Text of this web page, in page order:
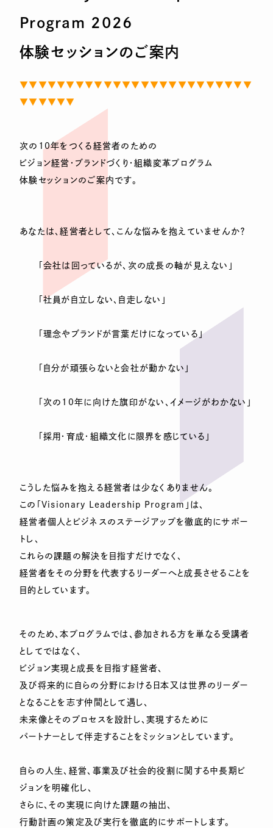
Program 2026
体験セッションのご案内
▼▼▼▼▼▼▼▼▼▼▼▼▼▼▼▼▼▼▼▼▼▼▼▼▼
▼▼▼▼▼▼
次の10年をつくる経営者のための
ビジョン経営・ブランドづくり・組織変革プログラム
体験セッションのご案内です。
あなたは、経営者として、こんな悩みを抱えていませんか？
「会社は回っているが、次の成長の軸が見えない」
「社員が自立しない、自走しない」
「理念やブランドが言葉だけになっている」
「自分が頑張らないと会社が動かない」
「次の10年に向けた旗印がない、イメージがわかない」
「採用・育成・組織文化に限界を感じている」
こうした悩みを抱える経営者は少なくありません。
この「Visionary Leadership Program」は、
経営者個人とビジネスのステージアップを徹底的にサポー
トし、
これらの課題の解決を目指すだけでなく、
経営者をその分野を代表するリーダーへと成長させることを
目的としています。
そのため、本プログラムでは、参加される方を単なる受講者
としてではなく、
ビジョン実現と成長を目指す経営者、
及び将来的に自らの分野における日本又は世界のリーダー
となることを志す仲間として遇し、
未来像とそのプロセスを設計し、実現するために
パートナーとして伴走することをミッションとしています。
自らの人生、経営、事業及び社会的役割に関する中長期ビ
ジョンを明確化し、
さらに、その実現に向けた課題の抽出、
行動計画の策定及び実行を徹底的にサポートします。